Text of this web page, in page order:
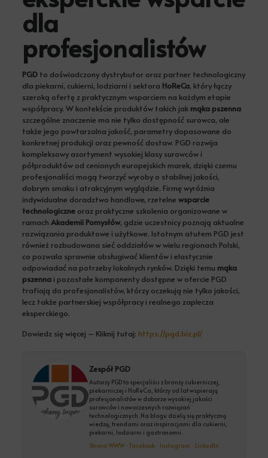
dla
profesjonalistów
PGDto doświadczony dystrybutor oraz partner technologiczny
dla piekarni, cukierni, lodziarni i sektora HoReCa, który łączy
szeroką ofertę z praktycznym wsparciem na każdym etapie
współpracy. W kontekście produktów takich jak mąka pszenna
szczególne znaczenie ma nie tylko dostępność surowca, ale
także jego powtarzalna jakość, parametry dopasowane do
konkretnej produkcji oraz pewność dostaw. PGD rozwija
kompleksowy asortyment wysokiej klasy surowców i
półproduktów od cenionych europejskich marek, dzięki czemu
profesjonaliści mogą tworzyć wyroby o stabilnej jakości,
dobrym smaku i atrakcyjnym wyglądzie. Firmę wyróżnia
indywidualne doradztwo handlowe, rzetelne wsparcie
technologiczneoraz praktyczne szkolenia organizowane w
ramach Akademii Pomysłów, gdzie uczestnicy poznają aktualne
rozwiązania produktowe i użytkowe. Istotnym atutem PGD jest
również rozbudowana sieć oddziałów w wielu regionach Polski,
co pozwala sprawnie obsługiwać klientów i elastycznie
odpowiadać na potrzeby lokalnych rynków. Dzięki temu mąka
pszennai pozostałe komponenty dostępne w ofercie PGD
trafiają do profesjonalistów, którzy oczekują nie tylko jakości,
lecz także partnerskiej współpracy i realnego zaplecza
eksperckiego.
Dowiedz się więcej – Kliknij tutaj: https://pgd.biz.pl/
Zespół PGD
Autorzy PGD to specjaliści z branży cukierniczej,
piekarniczej i HoReCa, którzy od lat wspierają
profesjonalistów w doborze wysokiej jakości
surowców i nowoczesnych rozwiązań
technologicznych. Na blogu dzielą się praktyczną
wiedzą, trendami oraz inspiracjami dla cukierni,
piekarni, lodziarni i gastronomii.
Strona WWW · Facebook · Instagram · LinkedIn